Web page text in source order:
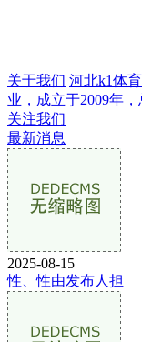
关于我们 河北k1体
业，成立于2009年
关注我们
最新消息
2025-08-15
性、性由发布人担